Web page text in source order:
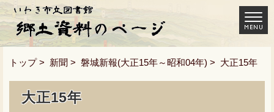
トップ> 新聞 > 磐城新報(大正15年～昭和04年) > 大正15年
大正15年